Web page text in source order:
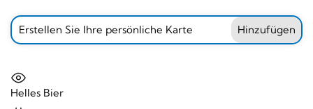
Erstellen Sie Ihre persönliche Karte Hinzufügen
Helles Bier